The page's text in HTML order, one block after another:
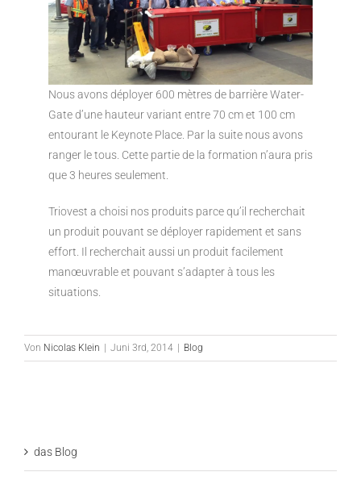
Nous avons déployer 600 mètres de barrière Water-
Gate d’une hauteur variant entre 70 cm et 100 cm
entourant le Keynote Place. Par la suite nous avons
ranger le tous. Cette partie de la formation n’aura pris
que 3 heures seulement.
Triovest a choisi nos produits parce qu’il recherchait
un produit pouvant se déployer rapidement et sans
effort. Il recherchait aussi un produit facilement
manœuvrable et pouvant s’adapter à tous les
situations.
Von Nicolas Klein Juni 3rd, 2014 Blog
das Blog